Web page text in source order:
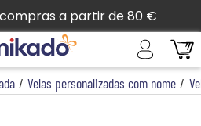
a partir de 80 €
/ Velas personalizadas com nome /